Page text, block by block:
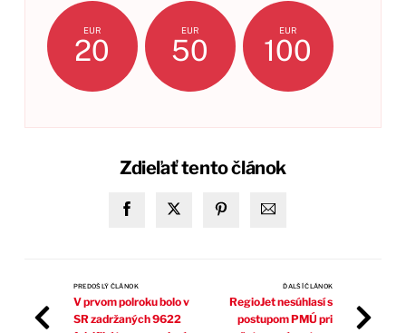
EUR
20
EUR
50
EUR
100
Zdieľať tento článok
PREDOŠLÝ ČLÁNOK
V prvom polroku bolo v
SR zadržaných 9622
ĎALŠÍ ČLÁNOK
RegioJet nesúhlasí s
postupom PMÚ pri